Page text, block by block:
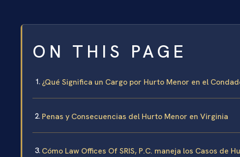
ON THIS PAGE
¿Qué Significa un Cargo por Hurto Menor en el
Penas y Consecuencias del Hurto Menor en Virginia
Cómo Law Offices Of SRIS, P.C. maneja los Casos de